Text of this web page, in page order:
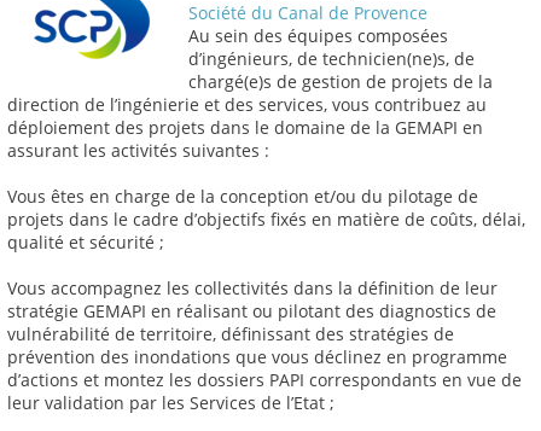
Société du Canal de Provence
Au sein des équipes composées
d’ingénieurs, de technicien(ne)s, de
chargé(e)s de gestion de projets de la
direction de l’ingénierie et des services, vous contribuez au
déploiement des projets dans le domaine de la GEMAPI en
assurant les activités suivantes :
Vous êtes en charge de la conception et/ou du pilotage de
projets dans le cadre d’objectifs fixés en matière de coûts, délai,
qualité et sécurité ;
Vous accompagnez les collectivités dans la définition de leur
stratégie GEMAPI en réalisant ou pilotant des diagnostics de
vulnérabilité de territoire, définissant des stratégies de
prévention des inondations que vous déclinez en programme
d’actions et montez les dossiers PAPI correspondants en vue de
leur validation par les Services de l’Etat ;